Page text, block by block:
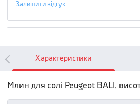
Залишити відгук
Характеристики
Млин для солі Peugeot BALI,